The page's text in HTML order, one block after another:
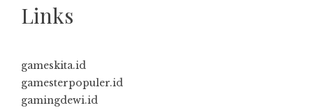
Links
gameskita.id
gamesterpopuler.id
gamingdewi.id